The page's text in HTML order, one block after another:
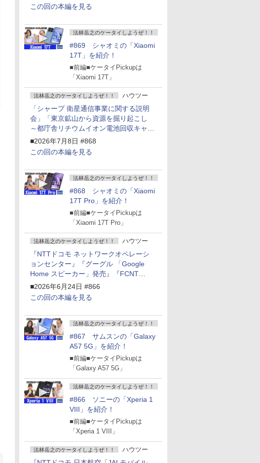
この回の本編を見る
法林岳之のケータイしようぜ！！
#869 シャオミの「Xiaomi
17T」を紹介！
■前編■ケータイPickupは
「Xiaomi 17T」
法林岳之のケータイしようぜ！！ ハウツー
「シャープ 衛星通信事業に関する説明
会」「東京鉱山から資源を掘り起こし
～都庁舎リチウムイオン電池回収キャン
ペーン～」
■2026年7月8日 #868
この回の本編を見る
法林岳之のケータイしようぜ！！
#868 シャオミの「Xiaomi
17T Pro」を紹介！
■前編■ケータイPickupは
「Xiaomi 17T Pro」
法林岳之のケータイしようぜ！！ ハウツー
『NTTドコモ ネットワークオペレーシ
ョンセンター』『グーグル 「Google
Home スピーカー」発売』『FCNT
「arrows Alpha2」発表』『KDDI
「povo2.0」サービス説明会』
■2026年6月24日 #866
この回の本編を見る
法林岳之のケータイしようぜ！！
#867 サムスンの「Galaxy
A57 5G」を紹介！
■前編■ケータイPickupは
「Galaxy A57 5G」
法林岳之のケータイしようぜ！！
#866 ソニーの「Xperia 1
VIII」を紹介！
■前編■ケータイPickupは
「Xperia 1 VIII」
法林岳之のケータイしようぜ！！ ハウツー